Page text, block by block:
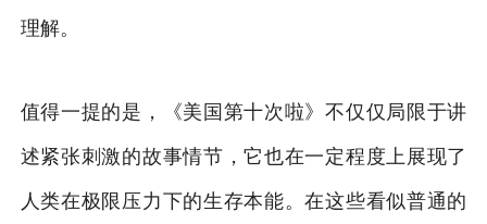
理解。
值得一提的是，《美国第十次啦》不仅仅局限于讲
述紧张刺激的故事情节，它也在一定程度上展现了
人类在极限压力下的生存本能。在这些看似普通的